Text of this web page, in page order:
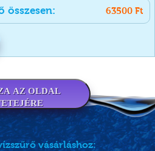
összesen: 63500 Ft
AZ OLDAL
vásárláshoz: